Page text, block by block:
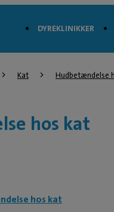
DYREKLINIKKER
Kat Hudbetændelse
hos kat
hos kat